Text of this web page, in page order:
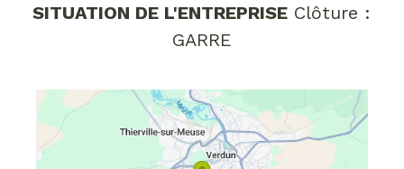
SITUATION DE L'ENTREPRISE Clôture :
GARRE